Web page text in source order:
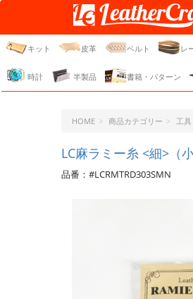
レザークラフト・ド
ジェーピー
キット 皮革 ベルト レ
時計 半製品 書籍・パターン
HOME 商品カテゴリー 工具
LC麻ラミー糸 <細>（
品番：#LCRMTRD303SMN